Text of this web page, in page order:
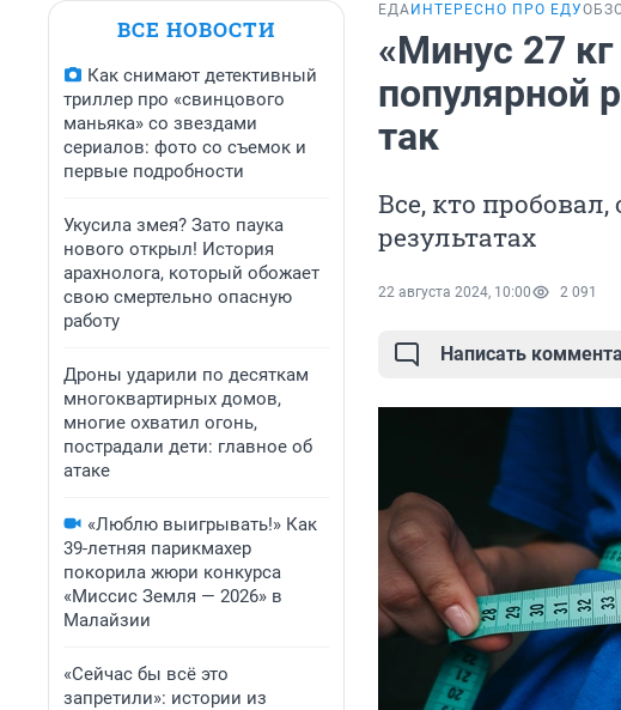
ВСЕ НОВОСТИ
Как снимают детективный
триллер про «свинцового
маньяка» со звездами
сериалов: фото со съемок и
первые подробности
Укусила змея? Зато паука
нового открыл! История
арахнолога, который обожает
свою смертельно опасную
работу
Дроны ударили по десяткам
многоквартирных домов,
многие охватил огонь,
пострадали дети: главное об
атаке
«Люблю выигрывать!» Как
39-летняя парикмахер
покорила жюри конкурса
«Миссис Земля — 2026» в
Малайзии
«Сейчас бы всё это
запретили»: истории из
ЕДА ИНТЕРЕСНО ПРО ЕДУ
«Минус 27
популярной
так
Все, кто
результатах
22 августа 2024, 10:00 2 091
Написать